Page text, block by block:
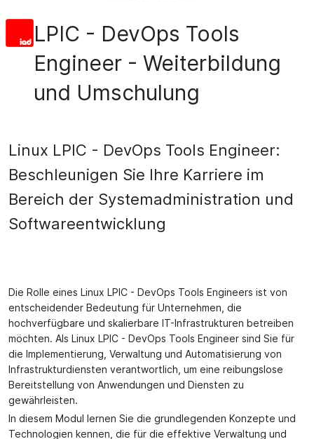
LPIC - DevOps Tools
Engineer - Weiterbildung
und Umschulung
Linux LPIC - DevOps Tools Engineer:
Beschleunigen Sie Ihre Karriere im
Bereich der Systemadministration und
Softwareentwicklung
Die Rolle eines Linux LPIC - DevOps Tools Engineers ist von
entscheidender Bedeutung für Unternehmen, die
hochverfügbare und skalierbare IT-Infrastrukturen betreiben
möchten. Als Linux LPIC - DevOps Tools Engineer sind Sie für
die Implementierung, Verwaltung und Automatisierung von
Infrastrukturdiensten verantwortlich, um eine reibungslose
Bereitstellung von Anwendungen und Diensten zu
gewährleisten.
In diesem Modul lernen Sie die grundlegenden Konzepte und
Technologien kennen, die für die effektive Verwaltung und